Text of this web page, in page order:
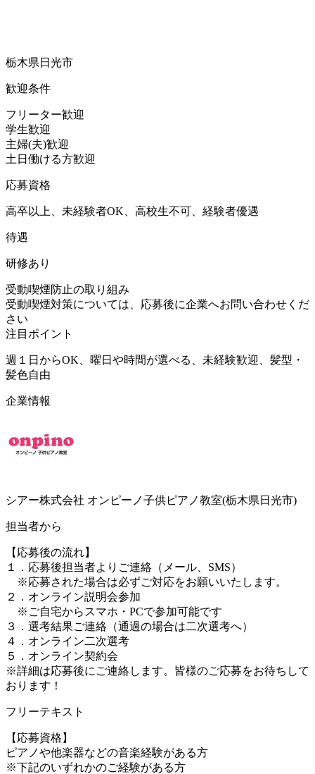
栃木県日光市
歓迎条件
フリーター歓迎
学生歓迎
主婦(夫)歓迎
土日働ける方歓迎
応募資格
高卒以上、未経験者OK、高校生不可、経験者優遇
待遇
研修あり
受動喫煙防止の取り組み
受動喫煙対策については、応募後に企業へお問い合わせくだ
さい
注目ポイント
週１日からOK、曜日や時間が選べる、未経験歓迎、髪型・
髪色自由
企業情報
シアー株式会社 オンピーノ子供ピアノ教室(栃木県日光市)
担当者から
【応募後の流れ】
１．応募後担当者よりご連絡（メール、SMS）
※応募された場合は必ずご対応をお願いいたします。
２．オンライン説明会参加
※ご自宅からスマホ・PCで参加可能です
３．選考結果ご連絡（通過の場合は二次選考へ）
４．オンライン二次選考
５．オンライン契約会
※詳細は応募後にご連絡します。皆様のご応募をお待ちして
おります！
フリーテキスト
【応募資格】
ピアノや他楽器などの音楽経験がある方
※下記のいずれかのご経験がある方